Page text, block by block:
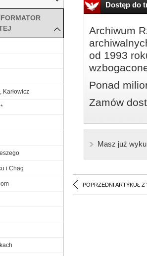
Dostęp do
Archiwum
od 1993
Ponad
Zamów
Masz już
POPRZEDNI ARTYKUŁ Z
Karłowicz
i Chag